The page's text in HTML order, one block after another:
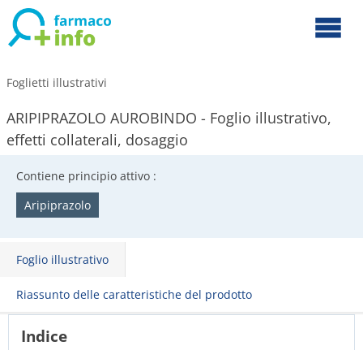
Foglietti illustrativi
ARIPIPRAZOLO AUROBINDO - Foglio illustrativo,
effetti collaterali, dosaggio
Contiene principio attivo :
Aripiprazolo
Foglio illustrativo
Riassunto delle caratteristiche del prodotto
Indice